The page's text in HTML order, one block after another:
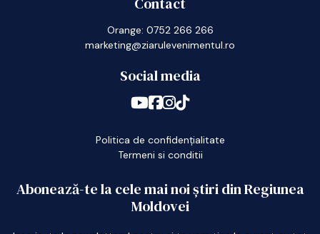
Orange: 0752 266 266
marketing@ziarulevenimentul.ro
Social media
Politica de confidențialitate
Termeni si conditii
Abonează-te la cele mai noi știri din Regiunea
Moldovei